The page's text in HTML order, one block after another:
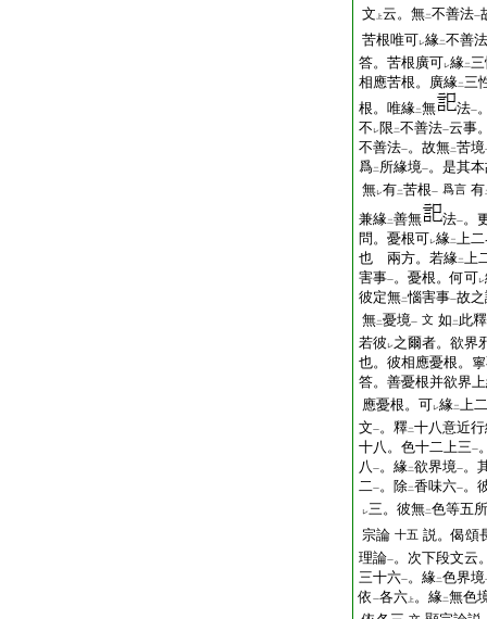
文
上云。無二不善法一
苦根唯可レ緣二不善法
答。苦根廣可レ緣二
相應苦根。廣緣二三
根。唯緣二無 法一
不 レ限 二不善法一云事
不善法一。故無二苦境
爲二 所緣境一。是其
無レ有二苦根一 爲言 有
兼緣二善無 法一。
問。憂根可レ緣二上
也 兩方。若緣二上
害事一。憂根。何可レ
彼定無二惱害事一故
無二憂境一 文 如 二 此釋
若彼 レ之爾者。欲界
也。彼相應憂根。
答。善憂根并欲界
應憂根。可レ緣二上
文一。釋二十八意近
十八。色十二上三一
八一。緣二欲界境一。
二一。除二香味六一。
レ三。彼無二色等五
宗論 十五 説。偈頌
理論一。次下段文云
三十六一。緣二色界境
依 一各六 上 。緣二無色